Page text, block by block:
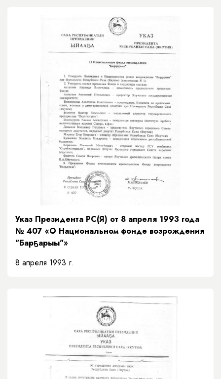
Указ Президента РС(Я) от 8 апреля 1993 года
№ 407 «О Национальном фонде возрождения
"Барҕарыы"»
8 апреля 1993 г.